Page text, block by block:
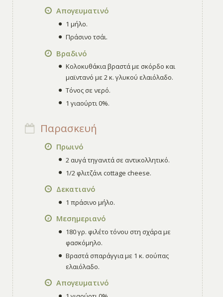
Απογευματινό
1 μήλο.
Πράσινο τσάι.
Βραδινό
Κολοκυθάκια βραστά με σκόρδο και
μαϊντανό με 2 κ. γλυκού ελαιόλαδο.
Τόνος σε νερό.
1 γιαούρτι 0%.
Παρασκευή
Πρωινό
2 αυγά τηγανιτά σε αντικολλητικό.
1/2 φλιτζάνι cottage cheese.
Δεκατιανό
1 πράσινο μήλο.
Μεσημεριανό
180 γρ. φιλέτο τόνου στη σχάρα με
φασκόμηλο.
Βραστά σπαράγγια με 1 κ. σούπας
ελαιόλαδο.
Απογευματινό